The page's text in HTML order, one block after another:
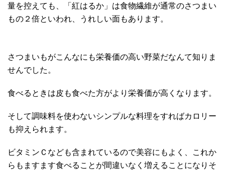
量を控えても、「紅はるか」は食物繊維が通常のさつまい
もの２倍といわれ、うれしい面もあります。
さつまいもがこんなにも栄養価の高い野菜だなんて知りま
せんでした。
食べるときは皮も食べた方がより栄養価が高くなります。
そして調味料を使わないシンプルな料理をすればカロリー
も抑えられます。
ビタミンＣなども含まれているので美容にもよく、これか
らもますます食べることが間違いなく増えることになりそ